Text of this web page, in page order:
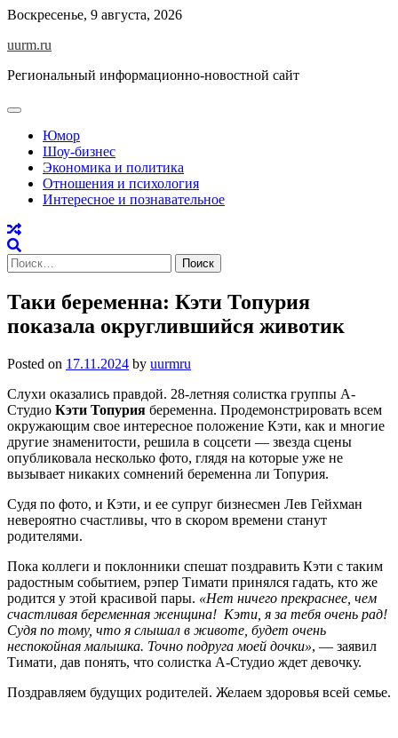
Skip
content
Воскресенье, 9 августа, 2026
uurm.ru
Региональный информационно-новостной сайт
Юмор
Шоу-бизнес
Экономика и политика
Отношения и психология
Интересное и познавательное
Найти:
Таки беременна: Кэти Топурия
показала округлившийся животик
Posted on 17.11.2024 by uurmru
Слухи оказались правдой. 28-летняя солистка группы А-
Студио Кэти Топурия беременна. Продемонстрировать всем
окружающим свое интересное положение Кэти, как и многие
другие знаменитости, решила в соцсети — звезда сцены
опубликовала несколько фото, глядя на которые уже не
вызывает никаких сомнений беременна ли Топурия.
Судя по фото, и Кэти, и ее супруг бизнесмен Лев Гейхман
невероятно счастливы, что в скором времени станут
родителями.
Пока коллеги и поклонники спешат поздравить Кэти с таким
радостным событием, рэпер Тимати принялся гадать, кто же
родится у этой красивой пары. «Нет ничего прекраснее, чем
счастливая беременная женщина! Кэти, я за тебя очень рад!
Судя по тому, что я слышал в животе, будет очень
неспокойная малышка. Точно подруга моей дочки», — заявил
Тимати, дав понять, что солистка А-Студио ждет девочку.
Поздравляем будущих родителей. Желаем здоровья всей семье.